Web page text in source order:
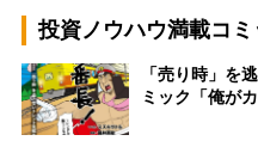
投資ノウハウ満載コミ
「売り時」を
ミック「俺が